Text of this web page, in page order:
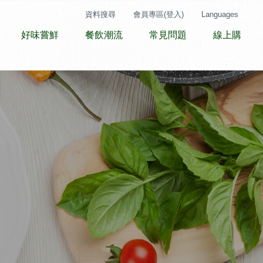
好味嘗鮮 餐飲潮流 常見問題 線上購
資料搜尋 會員專區(登入) Languages